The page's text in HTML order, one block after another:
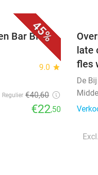
45%
Bar Bistro
9.0 star
Regulier €40,60
€22,50
late
fles
De